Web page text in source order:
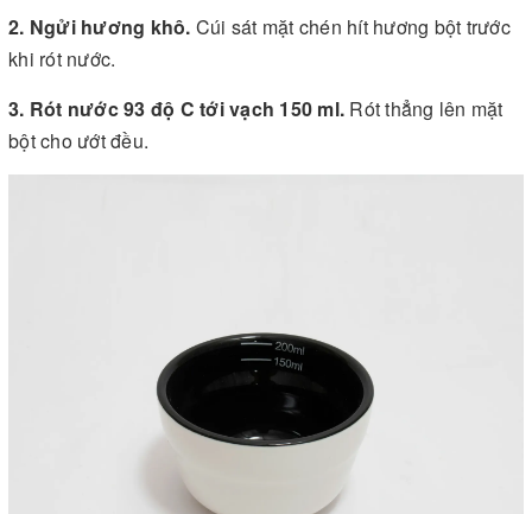
2. Ngửi hương khô. Cúi sát mặt chén hít hương bột trước
khi rót nước.
3. Rót nước 93 độ C tới vạch 150 ml. Rót thẳng lên mặt
bột cho ướt đều.